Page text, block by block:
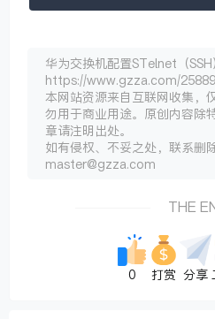
华为交换机配置STelnet（
https://www.gzza.com/
本网站资源来自互联网收集，
勿用于商业用途。原创内容除
章请注明出处。
如有侵权、不妥之处，联系删
master@gzza.com
THE
0 打赏 分享